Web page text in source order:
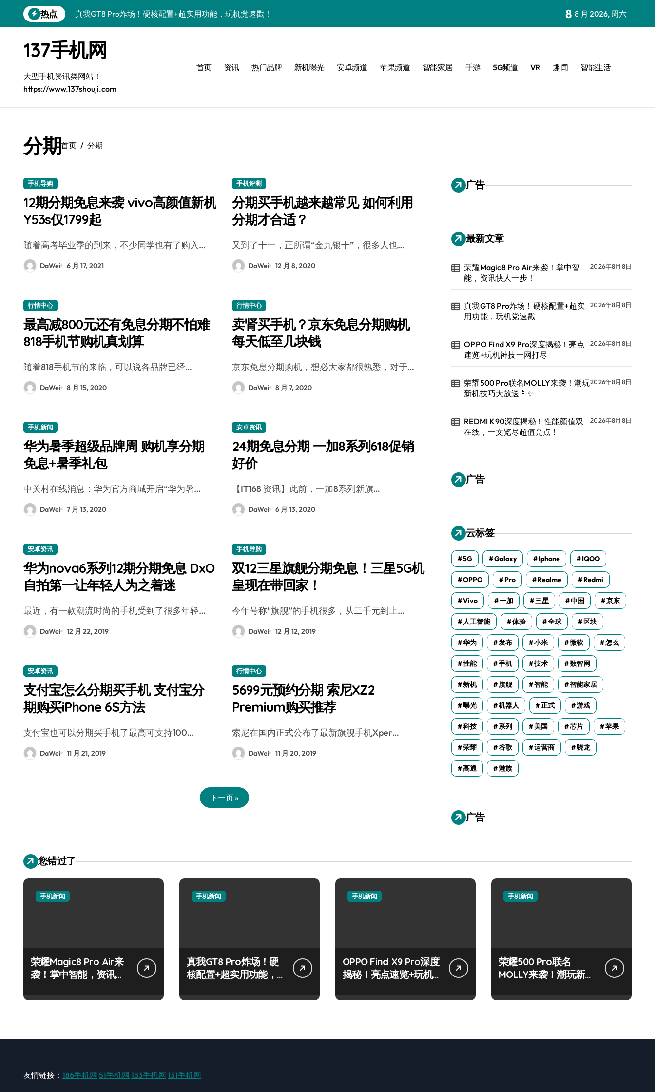
到
热点
真我GT8 Pro炸场！硬核配置+超实用功能，玩机党速戳！
荣耀500 Pro联名MOLLY来袭！潮玩新机技巧大放送📱✨
REDMI K90深度揭秘！性能颜值双在线，一文览尽超值亮点！
vivo S50 Pro mini来袭！小屏旗舰，亮点满满速来围观！
荣耀ROBOT PHONE驾到！智能掌控，手机资讯一手全抓！
华为nova 15 Ultra新功能解锁，数码控速抢最新优惠！
荣耀Magic8 Pro Air来袭！掌中智能，资讯快人一步！
8 8 月 2026, 周六
137手机网
大型手机资讯类网站！
https://www.137shouji.com
首页 资讯 热门品牌 新机曝光 安卓频道 苹果频道 智能家居 手游 5G频道 VR 趣闻 智能生活
分期首页 分期
手机导购
12期分期免息来袭 vivo高颜值新机
Y53s仅1799起
随着高考毕业季的到来，不少同学也有了购入…
DaWei 6 月 17, 2021
手机评测
分期买手机越来越常见 如何利用
分期才合适？
又到了十一，正所谓“金九银十”，很多人也…
DaWei 12 月 8, 2020
行情中心
最高减800元还有免息分期不怕难
818手机节购机真划算
随着818手机节的来临，可以说各品牌已经…
DaWei 8 月 15, 2020
行情中心
卖肾买手机？京东免息分期购机
每天低至几块钱
京东免息分期购机，想必大家都很熟悉，对于…
DaWei 8 月 7, 2020
手机新闻
华为暑季超级品牌周 购机享分期
免息+暑季礼包
中关村在线消息：华为官方商城开启“华为暑…
DaWei 7 月 13, 2020
安卓资讯
24期免息分期 一加8系列618促销
好价
【IT168 资讯】此前，一加8系列新旗…
DaWei 6 月 13, 2020
安卓资讯
华为nova6系列12期分期免息 DxO
自拍第一让年轻人为之着迷
最近，有一款潮流时尚的手机受到了很多年轻…
DaWei 12 月 22, 2019
手机导购
双12三星旗舰分期免息！三星5G机
皇现在带回家！
今年号称“旗舰”的手机很多，从二千元到上…
DaWei 12 月 12, 2019
安卓资讯
支付宝怎么分期买手机 支付宝分
期购买iPhone 6S方法
支付宝也可以分期买手机了最高可支持100…
DaWei 11 月 21, 2019
行情中心
5699元预约分期 索尼XZ2
Premium购买推荐
索尼在国内正式公布了最新旗舰手机Xper…
DaWei 11 月 20, 2019
下一页 »
广告
最新文章
荣耀Magic8 Pro Air来袭！掌中智
能，资讯快人一步！
2026年8月8日
真我GT8 Pro炸场！硬核配置+超实
用功能，玩机党速戳！
2026年8月8日
OPPO Find X9 Pro深度揭秘！亮点
速览+玩机神技一网打尽
2026年8月8日
荣耀500 Pro联名MOLLY来袭！潮玩
新机技巧大放送📱✨
2026年8月8日
REDMI K90深度揭秘！性能颜值双
在线，一文览尽超值亮点！
2026年8月8日
广告
云标签
5G Galaxy Iphone IQOO
OPPO Pro Realme Redmi
Vivo 一加 三星 中国 京东
人工智能 体验 全球 区块
华为 发布 小米 微软 怎么
性能 手机 技术 数智网
新机 旗舰 智能 智能家居
曝光 机器人 正式 游戏
科技 系列 美国 芯片 苹果
荣耀 谷歌 运营商 骁龙
高通 魅族
广告
您错过了
手机新闻
荣耀Magic8 Pro Air来
袭！掌中智能，资讯快
手机新闻
真我GT8 Pro炸场！硬
核配置+超实用功能，
手机新闻
OPPO Find X9 Pro深度
揭秘！亮点速览+玩机
手机新闻
荣耀500 Pro联名
MOLLY来袭！潮玩新机
友情链接： 186手机网 51手机网 183手机网 131手机网